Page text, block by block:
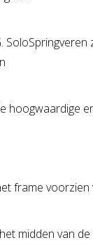
frame
midden van